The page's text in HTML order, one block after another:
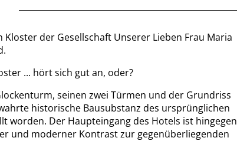
der Gesellschaft Unserer Lieben Frau Maria
... hört sich gut an, oder?
seinen zwei Türmen und der Grundriss
historische Bausubstanz des ursprünglichen
worden. Der Haupteingang des Hotels ist hingegen
und moderner Kontrast zur gegenüberliegenden